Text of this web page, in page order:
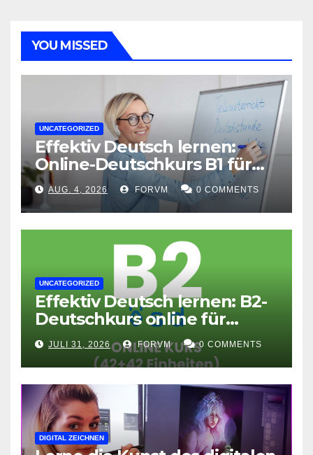
YOU MISSED
UNCATEGORIZED
Effektiv Deutsch lernen:
Online-Deutschkurs B1 für
flexible Lernerfolge
AUG. 4, 2026 FORVM 0 COMMENTS
UNCATEGORIZED
Effektiv Deutsch lernen: B2-
Deutschkurs online für
Fortgeschrittene
JULI 31, 2026 FORVM 0 COMMENTS
DIGITAL ZEICHNEN